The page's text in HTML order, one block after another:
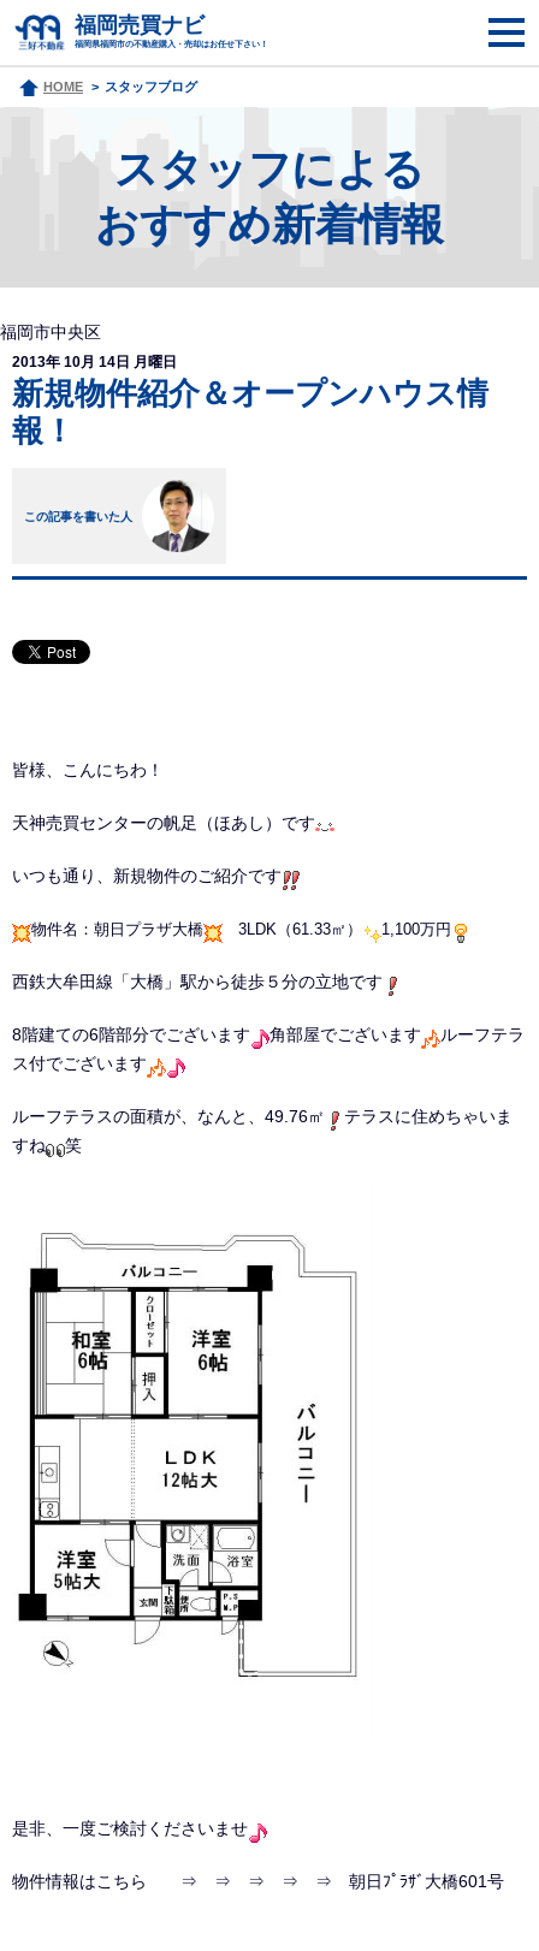
福岡県福岡市の不動産購入・売却はお任せ下さい！
福岡売買ナビ
HOME スタッフブログ
スタッフによる
おすすめ新着情報
福岡市中央区
2013年 10月 14日 月曜日
新規物件紹介＆オープンハウス情
報！
この記事を書いた人
皆様、こんにちわ！
天神売買センターの帆足（ほあし）です
いつも通り、新規物件のご紹介です
物件名：朝日プラザ大橋 3LDK（61.33㎡） 1,100万円
西鉄大牟田線「大橋」駅から徒歩５分の立地です
8階建ての6階部分でございます 角部屋でございます
ルーフテラ
ス付でございます
ルーフテラスの面積が、なんと、49.76㎡
テラスに住めちゃいま
すね
笑
是非、一度ご検討くださいませ
物件情報はこちら ⇒ ⇒ ⇒ ⇒ ⇒ 朝日ﾌﾟﾗｻﾞ大橋601号